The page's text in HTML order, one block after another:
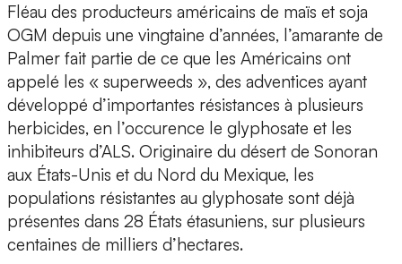
Fléau des producteurs américains de maïs et soja
OGM depuis une vingtaine d’années, l’amarante de
Palmer fait partie de ce que les Américains ont
appelé les « superweeds », des adventices ayant
développé d’importantes résistances à plusieurs
herbicides, en l’occurence le glyphosate et les
inhibiteurs d’ALS. Originaire du désert de Sonoran
aux États-Unis et du Nord du Mexique, les
populations résistantes au glyphosate sont déjà
présentes dans 28 États étasuniens, sur plusieurs
centaines de milliers d’hectares.